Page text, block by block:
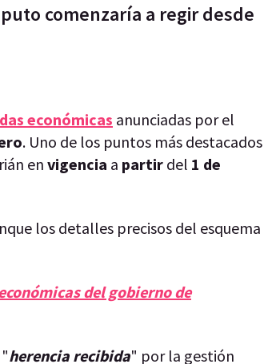
comenzaría a regir desde
económicas anunciadas por el
. Uno de los puntos más destacados
en vigencia a partir del 1 de
los detalles precisos del esquema
del gobierno de
herencia recibida" por la gestión